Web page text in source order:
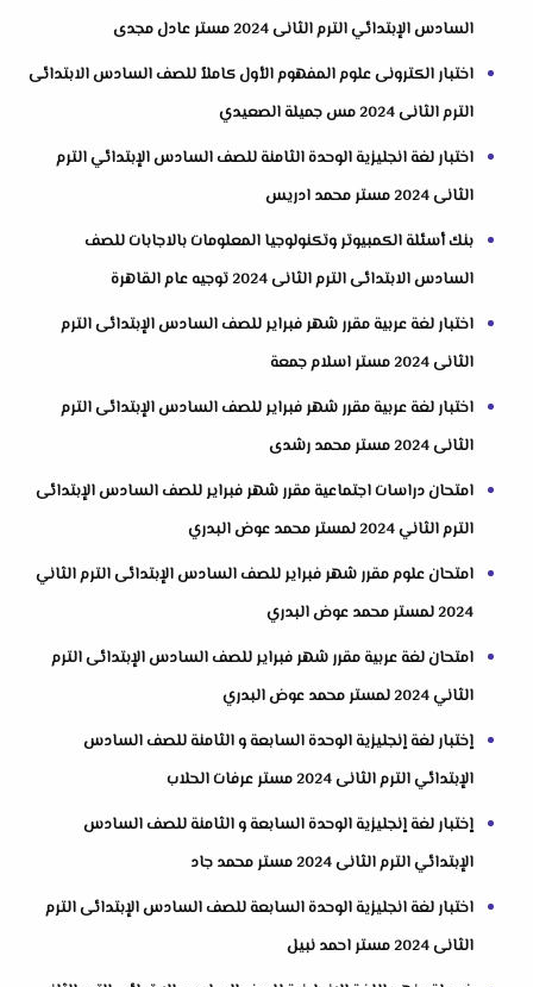
السادس الإبتدائي الترم الثانى 2024 مستر عادل مجدى
اختبار الكترونى علوم المفهوم الأول كاملاً للصف السادس الابتدائى
الترم الثانى 2024 مس جميلة الصعيدي
اختبار لغة انجليزية الوحدة الثامنة للصف السادس الإبتدائي الترم
الثانى 2024 مستر محمد ادريس
بنك أسئلة الكمبيوتر وتكنولوجيا المعلومات بالاجابات للصف
السادس الابتدائى الترم الثانى 2024 توجيه عام القاهرة
اختبار لغة عربية مقرر شهر فبراير للصف السادس الإبتدائى الترم
الثانى 2024 مستر اسلام جمعة
اختبار لغة عربية مقرر شهر فبراير للصف السادس الإبتدائى الترم
الثانى 2024 مستر محمد رشدى
امتحان دراسات اجتماعية مقرر شهر فبراير للصف السادس الإبتدائى
الترم الثاني 2024 لمستر محمد عوض البدري
امتحان علوم مقرر شهر فبراير للصف السادس الإبتدائى الترم الثاني
2024 لمستر محمد عوض البدري
امتحان لغة عربية مقرر شهر فبراير للصف السادس الإبتدائى الترم
الثاني 2024 لمستر محمد عوض البدري
إختبار لغة إنجليزية الوحدة السابعة و الثامنة للصف السادس
الإبتدائي الترم الثانى 2024 مستر عرفات الحلاب
إختبار لغة إنجليزية الوحدة السابعة و الثامنة للصف السادس
الإبتدائي الترم الثانى 2024 مستر محمد جاد
اختبار لغة انجليزية الوحدة السابعة للصف السادس الإبتدائى الترم
الثانى 2024 مستر احمد نبيل